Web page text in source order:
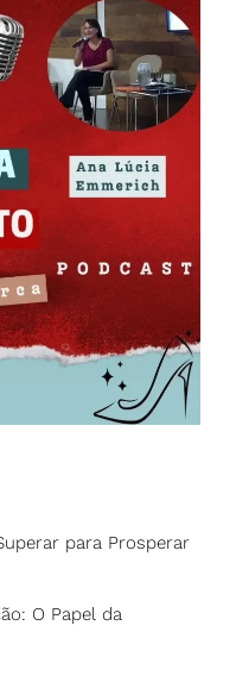
para Prosperar
O Papel da